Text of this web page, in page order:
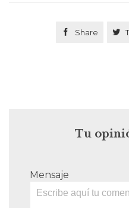
 Share 
Tu
Mensaje